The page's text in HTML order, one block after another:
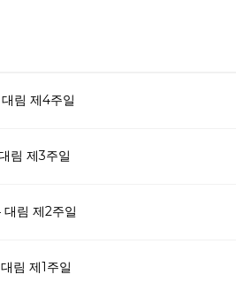
림 제4주일
림 제3주일
림 제2주일
림 제1주일